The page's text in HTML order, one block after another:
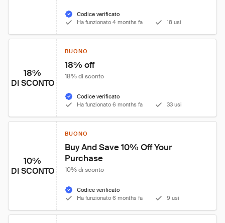
Codice verificato
Ha funzionato 4 months fa
18 usi
18%
DI SCONTO
BUONO
18% off
18% di sconto
Codice verificato
Ha funzionato 6 months fa
33 usi
10%
DI SCONTO
BUONO
Buy And Save 10% Off Your
Purchase
10% di sconto
Codice verificato
Ha funzionato 6 months fa
9 usi